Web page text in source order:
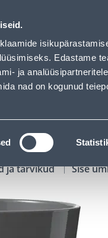
Edastame
ja
nad on kogunud
- Bauhof has loaded
Teenused
KATALOOGID
ja tarvikud Sise